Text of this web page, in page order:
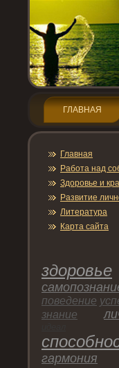
ГЛАВНАЯ
Главная
Работа над
Здοрοвье и
Развитие
Литература
Карта сайта
здοрοвье
пοведение
знание
гармония